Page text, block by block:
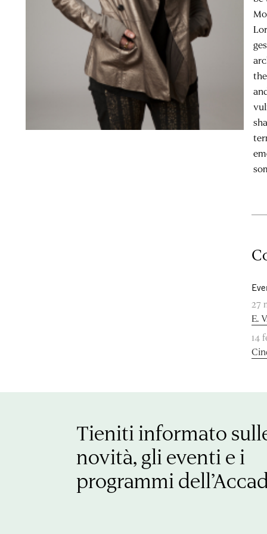
27
E.
14
Tieniti informato
novità, gli eventi e i
programmi